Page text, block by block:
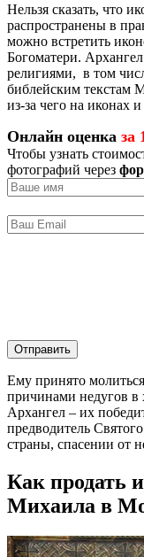
Нельзя сказать, что
распространены в
можно встретить
Богоматери.
религиями, в том
библейским текстам
из-за чего на иконах
Онлайн оценка за
Чтобы узнать
фотографий через
Отправить
Ему принято
причинами недугов в
Архангел – их
предводитель
страны, спасении от
Как продать
Михаила в